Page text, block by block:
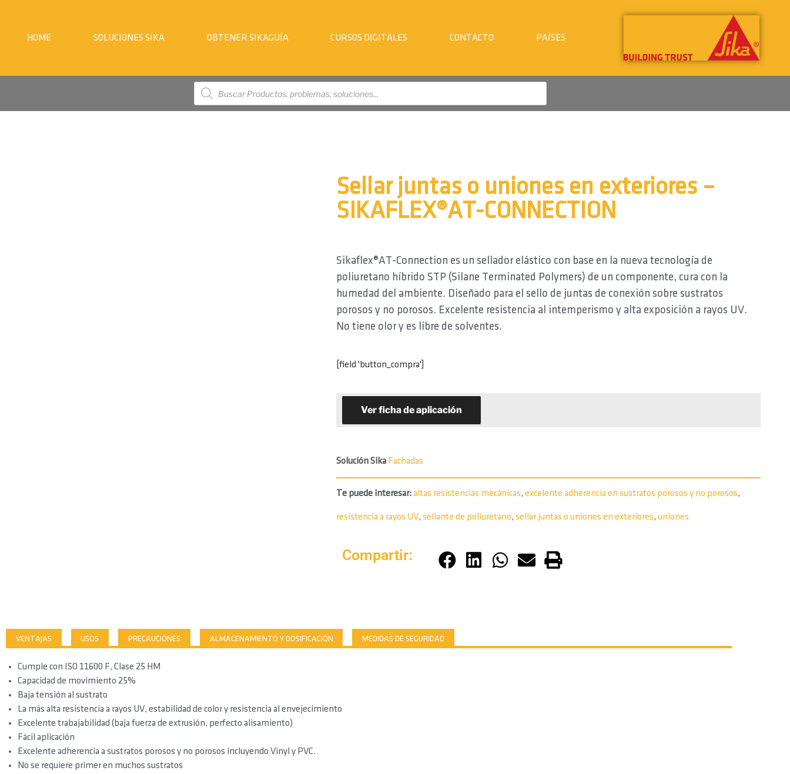
HOME SOLUCIONES SIKA OBTENER SIKAGUÍA CURSOS DIGITALES CONTACTO PAÍSES
Sellar juntas o uniones en exteriores –
SIKAFLEX®AT-CONNECTION
Sikaflex®AT-Connection es un sellador elástico con base en la nueva tecnología de
poliuretano híbrido STP (Silane Terminated Polymers) de un componente, cura con la
humedad del ambiente. Diseñado para el sello de juntas de conexión sobre sustratos
porosos y no porosos. Excelente resistencia al intemperismo y alta exposición a rayos UV.
No tiene olor y es libre de solventes.
[field 'button_compra']
Ver ficha de aplicación
Solución Sika Fachadas
Te puede interesar: altas resistencias mecánicas, excelente adherencia en sustratos porosos y no porosos,
resistencia a rayos UV, sellante de poliuretano, sellar juntas o uniones en exteriores, uniones
Compartir:
VENTAJAS USOS PRECAUCIONES ALMACENAMIENTO Y DOSIFICACIÓN MEDIDAS DE SEGURIDAD
Cumple con ISO 11600 F, Clase 25 HM
Capacidad de movimiento 25%
Baja tensión al sustrato
La más alta resistencia a rayos UV, estabilidad de color y resistencia al envejecimiento
Excelente trabajabilidad (baja fuerza de extrusión, perfecto alisamiento)
Fácil aplicación
Excelente adherencia a sustratos porosos y no porosos incluyendo Vinyl y PVC.
No se requiere primer en muchos sustratos